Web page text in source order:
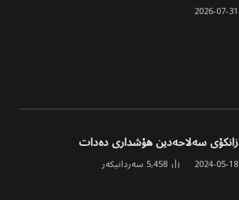
2026-07-31
زانکۆی سەلاحەدین هۆشداری دەدات
2024-05-18
5,458 سەردانیکەر